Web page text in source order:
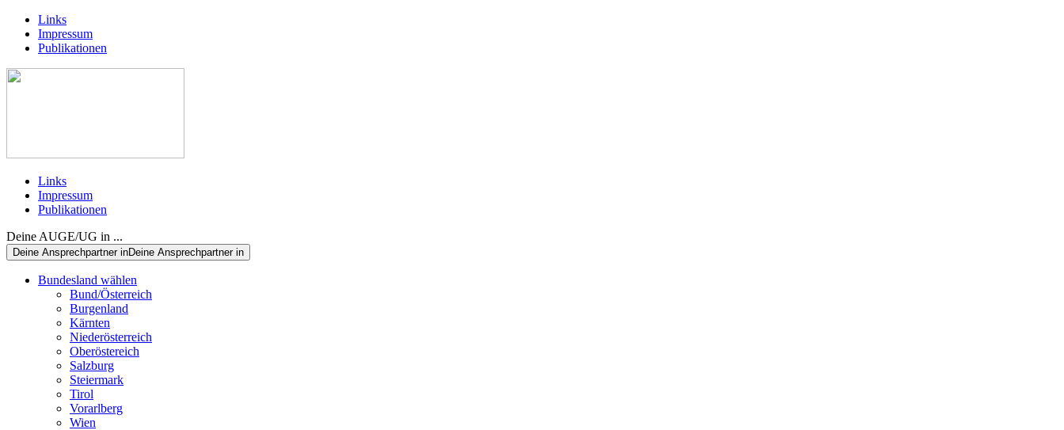
Links
Impressum
Publikationen
Links
Impressum
Publikationen
Deine AUGE/UG in ...
Deine Ansprechpartner inDeine Ansprechpartner in
Bundesland wählen
Bund/Österreich
Burgenland
Kärnten
Niederösterreich
Oberöstereich
Salzburg
Steiermark
Tirol
Vorarlberg
Wien